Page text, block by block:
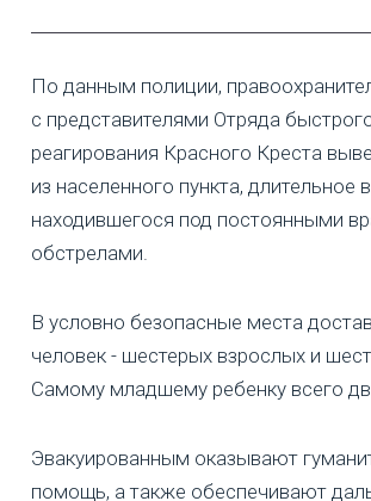
По данным полиции,
с представителями Отряда
реагирования Красного Креста
из населенного пункта, длительное
находившегося под постоянными
обстрелами.
В условно безопасные места
человек - шестерых взрослых и
Самому младшему ребенку всего
Эвакуированным оказывают
помощь, а также обеспечивают